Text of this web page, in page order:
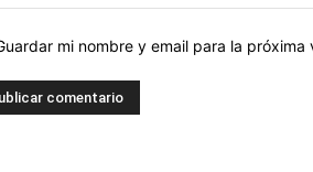
mi nombre y email para la próxima